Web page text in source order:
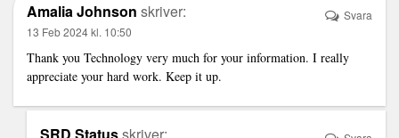
Amalia Johnson skriver:
13 Feb 2024 kl. 10:50
Thank you Technology very much for your information. I really
appreciate your hard work. Keep it up.
Svara